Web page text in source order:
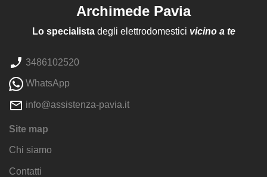
Archimede Pavia
Lo specialistadegli elettrodomestici vicino a te
3486102520
WhatsApp
info@assistenza-pavia.it
Site map
Chi siamo
Contatti